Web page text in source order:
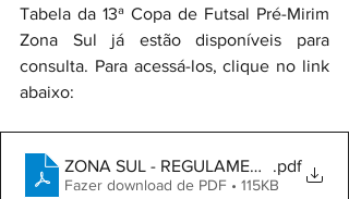
Tabela da 13ª Copa de Futsal Pré-Mirim
Zona Sul já estão disponíveis para
consulta. Para acessá-los, clique no link
abaixo:
ZONA SUL - REGULAMENTO.pdf
Fazer download de PDF • 115KB